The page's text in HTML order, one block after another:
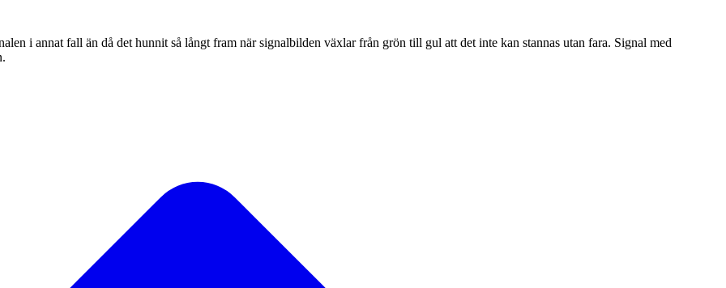
i annat fall än då det hunnit så långt fram när signalbilden växlar från grön till gul att det inte kan stannas utan fara. Signal med